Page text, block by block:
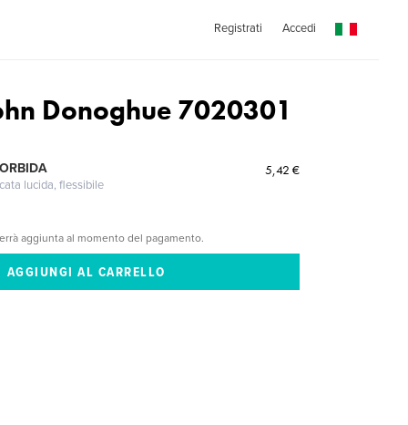
Registrati Accedi
Donoghue 7020301
lucida, flessibile
5,42 €
aggiunta al momento del pagamento.